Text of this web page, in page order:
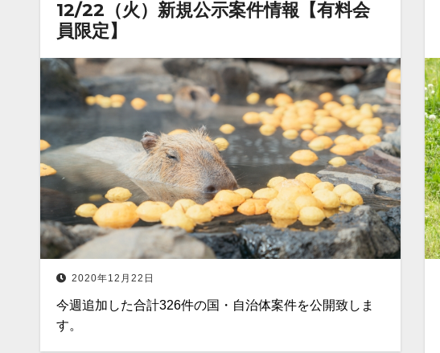
12/22（火）新規公示案件情報【有料会
員限定】
2020年12月22日
今週追加した合計326件の国・自治体案件を公開致しま
す。